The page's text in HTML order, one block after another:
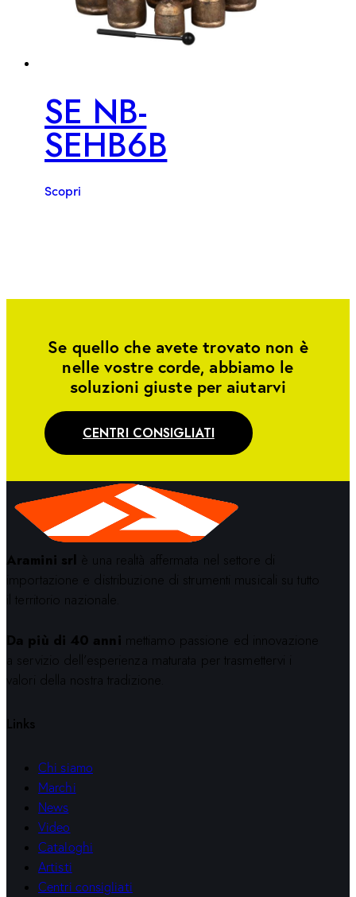
SE NB-
SEHB6B
Scopri
Se quello che avete trovato non è
nelle vostre corde, abbiamo le
soluzioni giuste per aiutarvi
CENTRI CONSIGLIATI
Aramini srl è una realtà affermata nel settore di
importazione e distribuzione di strumenti musicali su tutto
il territorio nazionale.
Da più di 40 anni mettiamo passione ed innovazione
a servizio dell’esperienza maturata per trasmettervi i
valori della nostra tradizione.
Links
Chi siamo
Marchi
News
Video
Cataloghi
Artisti
Centri consigliati